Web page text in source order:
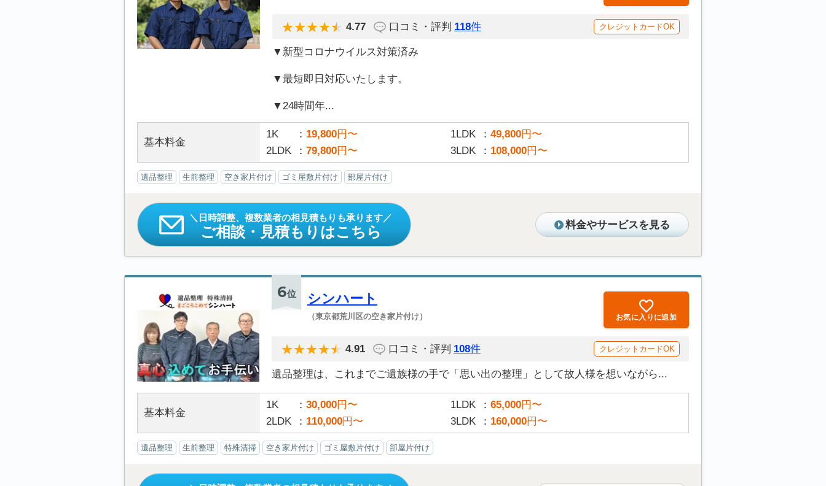
4.77 口コミ・評判 118件 クレジットカードOK
▼新型コロナウイルス対策済み
▼最短即日対応いたします。
▼24時間年...
基本料金
1K 19,800円〜 1LDK 49,800円〜
2LDK
79,800円〜 3LDK 108,000円〜
遺品整理 生前整理 空き家片付け ゴミ屋敷片付け 部屋片付け
日時調整、複数業者の相見積もりも承ります
ご相談・見積もりはこちら 料金やサービスを見る
6位 シンハート
（東京都荒川区の空き家片付け） お気に入りに追加
4.91 口コミ・評判 108件 クレジットカードOK
遺品整理は、これまでご遺族様の手で「思い出の整理」として故人様を想いながら...
基本料金
1K 30,000円〜 1LDK 65,000円〜
2LDK
110,000円〜 3LDK 160,000円〜
遺品整理 生前整理 特殊清掃 空き家片付け ゴミ屋敷片付け 部屋片付け